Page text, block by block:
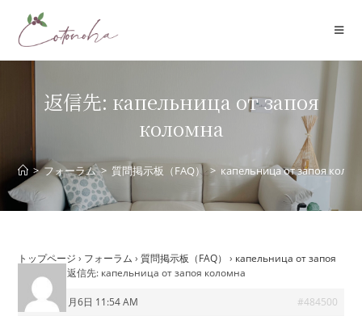
プ
返信先: капельница от запоя
коломна
> フォーラム > 質問掲示板（FAQ） > капельница от запоя
トップページ › フォーラム › 質問掲示板（FAQ） › капельница от запоя
返信先: капельница от запоя коломна
2025年11月6日 11:54 AM #484500